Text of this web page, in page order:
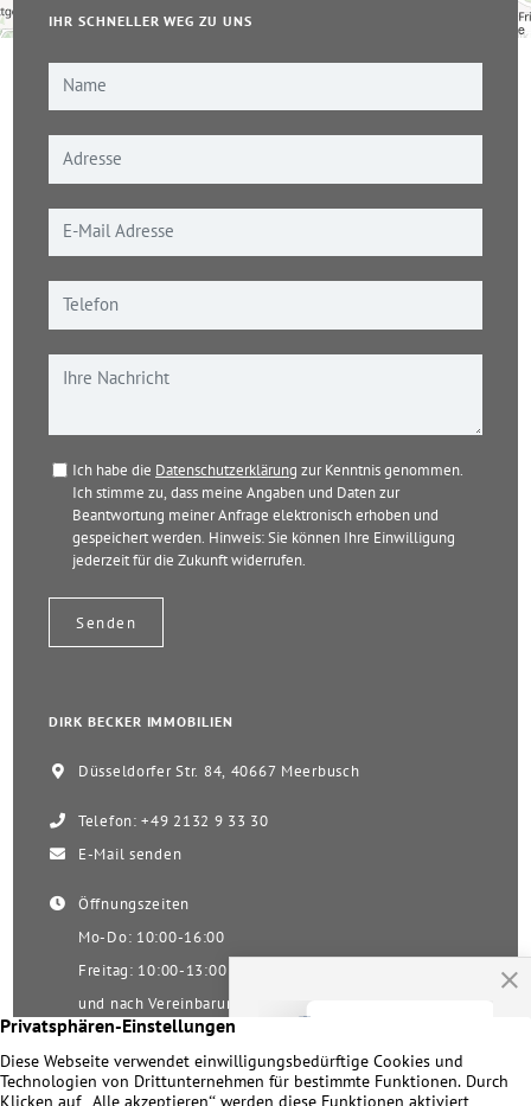
© OpenStreetMap-Mitwirkende
IHR SCHNELLER WEG ZU UNS
Ich habe die Datenschutzerklärung zur Kenntnis genommen.
Ich stimme zu, dass meine Angaben und Daten zur
Beantwortung meiner Anfrage elektronisch erhoben und
gespeichert werden. Hinweis: Sie können Ihre Einwilligung
jederzeit für die Zukunft widerrufen.
DIRK BECKER IMMOBILIEN
Düsseldorfer Str. 84, 40667 Meerbusch
Telefon: +49 2132 9 33 30
E-Mail senden
Öffnungszeiten
Mo-Do: 10:00-16:00
Freitag: 10:00-13:00
und nach Vereinbarung
Samstag nach Vereinbarung!
Unsere Facebookseite